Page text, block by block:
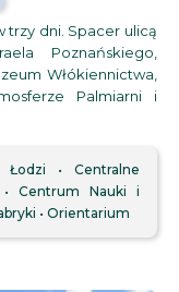
trzy dni. Spacer ulicą
Poznańskiego,
Włókiennictwa,
Palmiarni i
Łodzi
Centralne
Centrum Nauki i
Orientarium